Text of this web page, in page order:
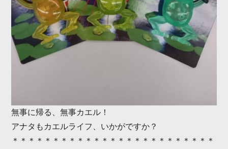
無事に帰る、無事カエル！
アナタもカエルライフ、いかがですか？
＊＊＊＊＊＊＊＊＊＊＊＊＊＊＊＊＊＊＊＊＊＊＊ ＊＊